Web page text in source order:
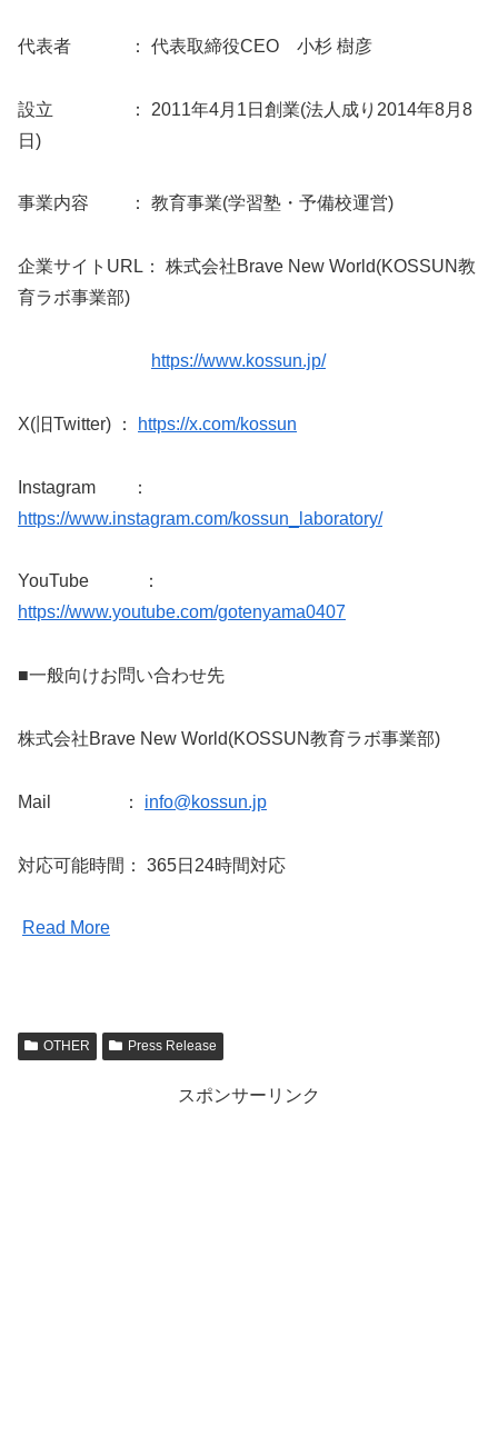
代表者 ： 代表取締役CEO 小杉 樹彦
設立 ： 2011年4月1日創業(法人成り2014年8月8
日)
事業内容 ： 教育事業(学習塾・予備校運営)
企業サイトURL： 株式会社Brave New World(KOSSUN教
育ラボ事業部)
https://www.kossun.jp/
X(旧Twitter) ： https://x.com/kossun
Instagram ：
https://www.instagram.com/kossun_laboratory/
YouTube ：
https://www.youtube.com/gotenyama0407
■一般向けお問い合わせ先
株式会社Brave New World(KOSSUN教育ラボ事業部)
Mail ： info@kossun.jp
対応可能時間： 365日24時間対応
Read More
OTHER Press Release
スポンサーリンク